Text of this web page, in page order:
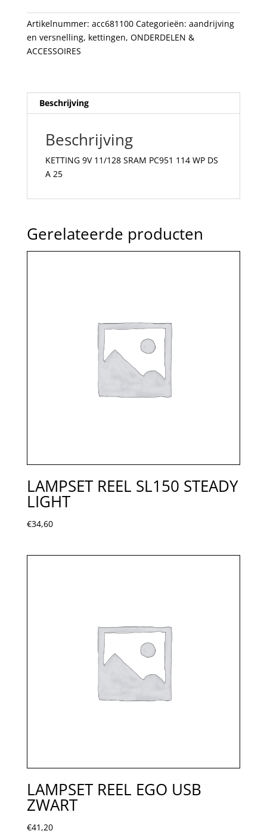
WP
DS
A
25
Artikelnummer: acc681100 Categorieën: aandrijving
en versnelling, kettingen, ONDERDELEN &
ACCESSOIRES
Beschrijving
Beschrijving
KETTING 9V 11/128 SRAM PC951 114 WP DS
A 25
Gerelateerde producten
LAMPSET REEL SL150 STEADY
LIGHT
€34,60
LAMPSET REEL EGO USB
ZWART
€41,20